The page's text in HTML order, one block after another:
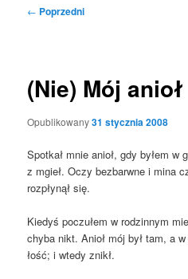
Nawigacja
← Poprzedni
(Nie) Mój anioł
Opublikowany31 stycznia 2008
Spo­tkał mnie anioł, gdy byłem w
z mgieł. Oczy bez­barw­ne i mina
roz­pły­nął się.
Kie­dyś poczu­łem w rodzin­nym
chy­ba nikt. Anioł mój był tam, a
łość; i wte­dy znikł.